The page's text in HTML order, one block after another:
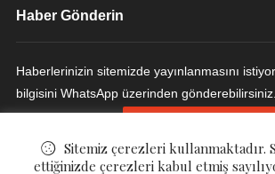
Haber Gönderin
Haberlerinizin sitemizde yayınlanmasını
bilgisini WhatsApp üzerinden gönderebilirsiniz.
Sitemiz çerezleri kullanmaktadır.
ettiğinizde çerezleri kabul etmiş